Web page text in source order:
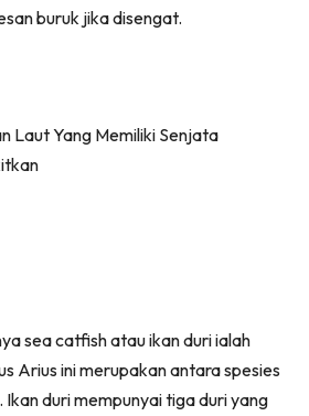
buruk jika disengat.
sea catfish atau ikan duri ialah
Arius ini merupakan antara spesies
Ikan duri mempunyai tiga duri yang